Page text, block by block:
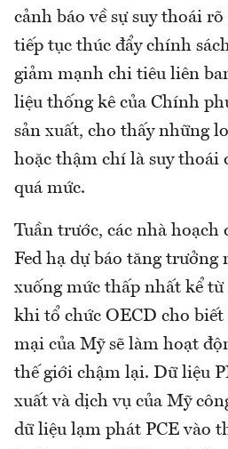
cảnh báo về sự suy thoái
tiếp tục thúc đẩy chính
giảm mạnh chi tiêu liên
liệu thống kê của Chính
sản xuất, cho thấy những
hoặc thậm chí là suy thoái
quá mức.
Tuần trước, các nhà hoạch
Fed hạ dự báo tăng trưởng
xuống mức thấp nhất kể
khi tổ chức OECD cho
mại của Mỹ sẽ làm hoạt
thế giới chậm lại. Dữ liệu
xuất và dịch vụ của Mỹ
dữ liệu lạm phát PCE vào